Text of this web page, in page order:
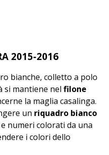
2015-2016
bianche, colletto a polo
si mantiene nel filone
la maglia casalinga.
un riquadro bianco
numeri colorati da una
i colori dello